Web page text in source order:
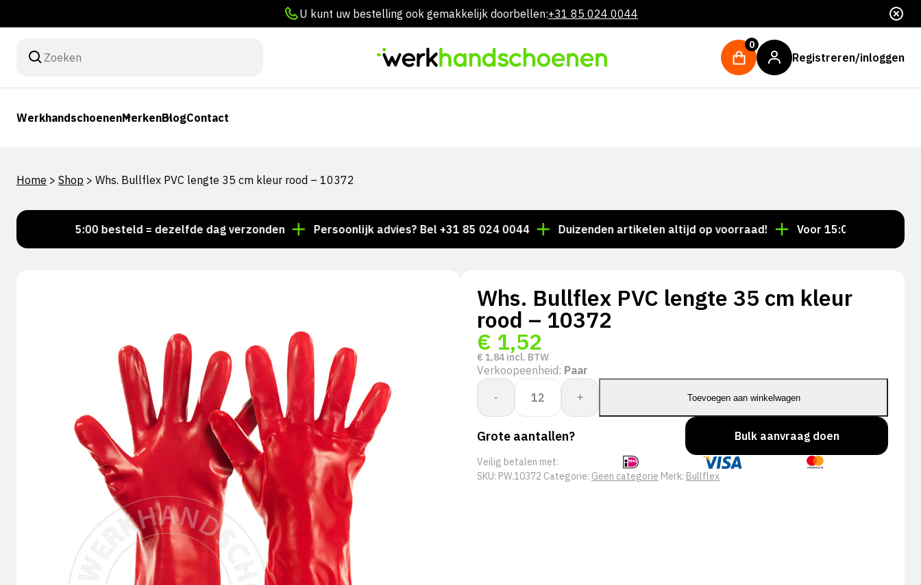
U kunt uw bestelling ook gemakkelijk doorbellen:+31 85 024 0044
0
Registreren/inloggen
WerkhandschoenenMerkenBlogContact
Home > Shop > Whs. Bullflex PVC lengte 35 cm kleur rood – 10372
Voor 15:00 besteld = dezelfde dag verzonden Persoonlijk advies? Bel +31 85 024 0044 Duizenden artikelen altijd op voorraad! Voor 15:00 besteld =
Whs. Bullflex PVC lengte 35 cm kleur
rood – 10372
€ 1,52
€ 1,84 incl. BTW
Verkoopeenheid: Paar
-
Whs.
Bullflex
PVC
lengte
cm
+ Toevoegen aan winkelwagen
Grote aantallen? Bulk aanvraag doen
Veilig betalen met:
SKU: PW.10372 Categorie: Geen categorie Merk: Bullflex